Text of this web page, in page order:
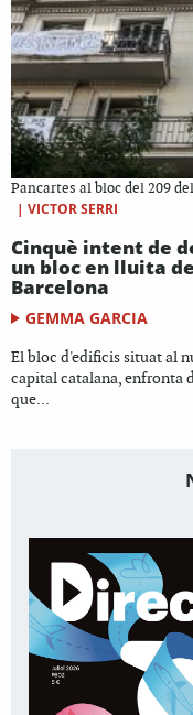
Pancartes al bloc del 209
| VICTOR SERRI
Cinquè intent de
un bloc en lluita
Barcelona
GEMMA GARCIA
El bloc d'edificis situat al
capital catalana, enfronta
que...